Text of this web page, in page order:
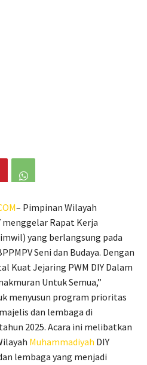
– Pimpinan Wilayah
menggelar Rapat Kerja
yang berlangsung pada
Seni dan Budaya. Dengan
Kuat Jejaring PWM DIY Dalam
Untuk Semua,”
menyusun program prioritas
dan lembaga di
2025. Acara ini melibatkan
Muhammadiyah DIY
lembaga yang menjadi